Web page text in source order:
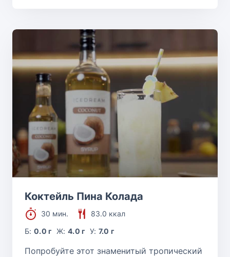
Коктейль Пина Колада
30 мин.
83.0 ккал
Б:0.0 г Ж: 4.0 г У: 7.0 г
Попробуйте этот знаменитый тропический